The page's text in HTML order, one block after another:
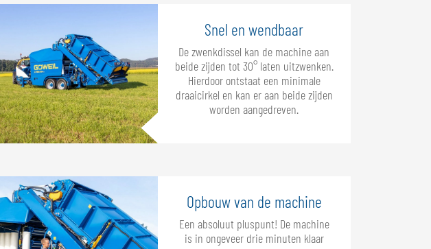
Snel en wendbaar
De zwenkdissel kan de machine aan
beide zijden tot 30° laten uitzwenken.
Hierdoor ontstaat een minimale
draaicirkel en kan er aan beide zijden
worden aangedreven.
Opbouw van de machine
Een absoluut pluspunt! De machine
is in ongeveer drie minuten klaar